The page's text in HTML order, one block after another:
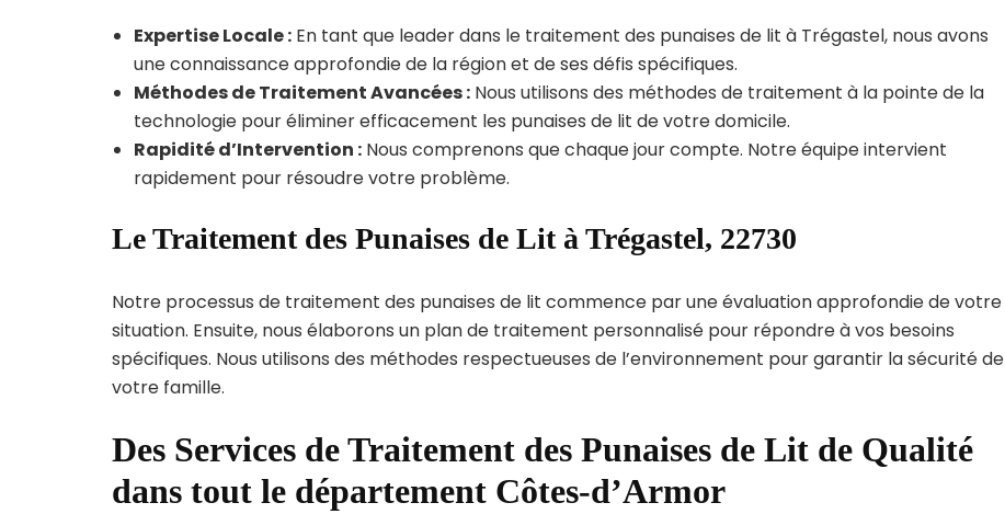
Expertise Locale : En tant que leader dans le traitement des punaises de lit à Trégastel, nous avons
une connaissance approfondie de la région et de ses défis spécifiques.
Méthodes de Traitement Avancées : Nous utilisons des méthodes de traitement à la pointe de la
technologie pour éliminer efficacement les punaises de lit de votre domicile.
Rapidité d’Intervention : Nous comprenons que chaque jour compte. Notre équipe intervient
rapidement pour résoudre votre problème.
Le Traitement des Punaises de Lit à Trégastel, 22730
Notre processus de traitement des punaises de lit commence par une évaluation approfondie de votre
situation. Ensuite, nous élaborons un plan de traitement personnalisé pour répondre à vos besoins
spécifiques. Nous utilisons des méthodes respectueuses de l’environnement pour garantir la sécurité de
votre famille.
Des Services de Traitement des Punaises de Lit de Qualité
dans tout le département Côtes-d’Armor